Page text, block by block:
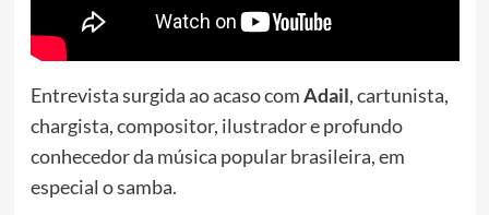
Entrevista surgida ao acaso comAdail, cartunista,
chargista, compositor, ilustrador e profundo
conhecedor da música popular brasileira, em
especial o samba.